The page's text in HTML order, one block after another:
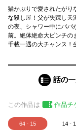
猫かぶりで愛されたがり
な殺し屋！父が失踪し天
の夜、シャワー中にパパ
前。絶体絶命大ピンチの
千載一遇の大チャンス！
話の
この作品は 作品チ
64 - 15 14 - 1